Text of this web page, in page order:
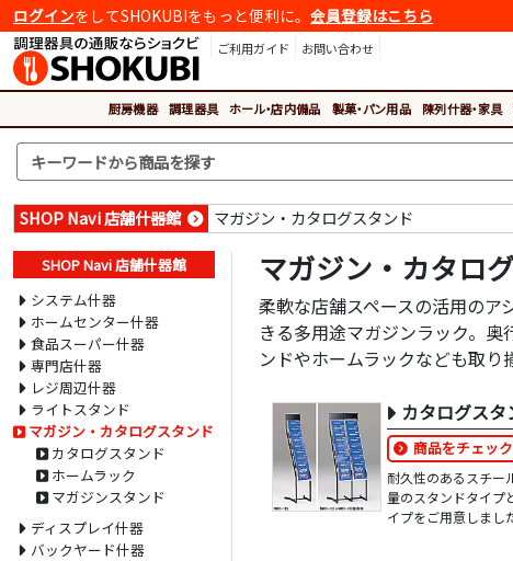
ログインをしてSHOKUBIをもっと便利に。 会員登録はこちら
ご利用ガイド
お問い合わせ
厨房機器 調理器具 ホール・店内備品 製菓・パン用品 陳列什器・家具
SHOP Navi 店舗什器館 マガジン・カタログスタンド
マガジン・カタロ
柔軟な店舗スペースの活用の
きる多用途マガジンラック。
ンドやホームラックなども取り
カタログスタ
商品をチェック
耐久性のあるスチー
量のスタンドタイプ
イプをご用意しまし
SHOP Navi 店舗什器館
システム什器
ホームセンター什器
食品スーパー什器
専門店什器
レジ周辺什器
ライトスタンド
マガジン・カタログスタンド
カタログスタンド
ホームラック
マガジンスタンド
ディスプレイ什器
バックヤード什器